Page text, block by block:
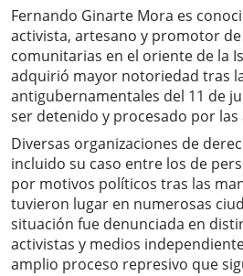
Fernando Ginarte Mora es
activista, artesano y promotor
comunitarias en el oriente de la
adquirió mayor notoriedad tras
antigubernamentales del 11 de
ser detenido y procesado por
Diversas organizaciones de
incluido su caso entre los de
por motivos políticos tras las
tuvieron lugar en numerosas
situación fue denunciada en
activistas y medios
amplio proceso represivo que